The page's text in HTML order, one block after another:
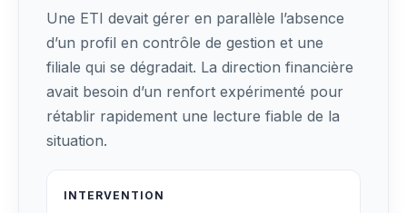
Une ETI devait gérer en parallèle l’absence
d’un profil en contrôle de gestion et une
filiale qui se dégradait. La direction financière
avait besoin d’un renfort expérimenté pour
rétablir rapidement une lecture fiable de la
situation.
INTERVENTION